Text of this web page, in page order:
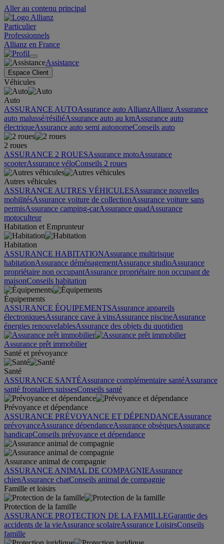
Aller au contenu principal
Particulier
Professionnels
Allianz en France
Assistance
Espace Client
Véhicules
Auto
ASSURANCE AUTOAssurance auto AllianzAllianz Assurance
auto malussé/résiliéAssurance auto au kmAssurance auto
électriqueAssurance auto semi autonomeConseils auto
2 roues
ASSURANCE 2 ROUESAssurance motoAssurance
scooterAssurance véloConseils 2 roues
Autres véhicules
ASSURANCE AUTRES VÉHICULESAssurance nouvelles
mobilitésAssurance voiture de collectionAssurance voiture sans
permisAssurance camping-carAssurance quadAssurance
motoculteur
Habitation et Emprunteur
Habitation
ASSURANCE HABITATIONAssurance multirisque
habitationAssurance déménagementAssurance studioAssurance
propriétaire non occupantAssurance propriétaire non occupant de
maisonConseils habitation
Équipements
ASSURANCE ÉQUIPEMENTSAssurance appareils
électroniquesAssurance cave à vinsAssurance piscineAssurance
énergies renouvelablesAssurance des objets du quotidien
Assurance prêt immobilier
Santé et prévoyance
Santé
ASSURANCE SANTÉAssurance complémentaire santéAssurance
santé frontaliers suissesConseils santé
Prévoyance et dépendance
ASSURANCE PRÉVOYANCE ET DÉPENDANCEAssurance
prévoyanceAssurance dépendanceAssurance obsèquesAssurance
handicapConseils prévoyance et dépendance
Assurance animal de compagnie
ASSURANCE ANIMAL DE COMPAGNIEAssurance
chienAssurance chatConseils animal de compagnie
Famille et loisirs
Protection de la famille
ASSURANCE PROTECTION DE LA FAMILLEGarantie des
accidents de la vieAssurance scolaireAssurance LoisirsConseils
famille